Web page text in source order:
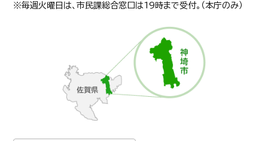
※毎週火曜日は、市民課総合窓口は19時まで受付。（本庁のみ）